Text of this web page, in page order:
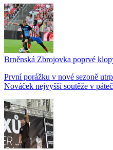
Brněnská Zbrojovka poprvé
První porážku v nové sezoně
Nováček nejvyšší soutěže v